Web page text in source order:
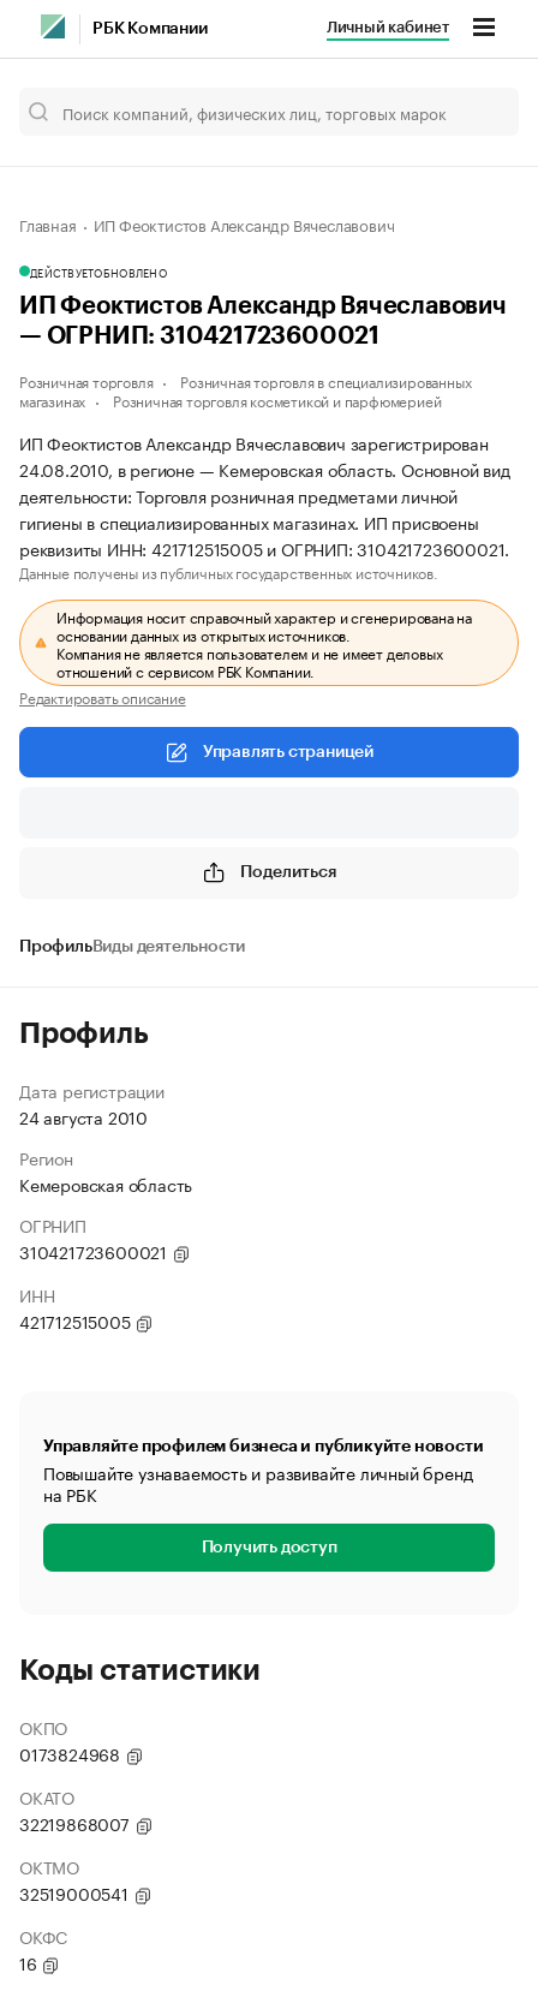
РБК Компании Личный кабинет
Главная ИП Феоктистов Александр Вячеславович
ДЕЙСТВУЕТОБНОВЛЕНО
ИП Феоктистов Александр Вячеславович
— ОГРНИП: 310421723600021
Розничная торговля
Розничная торговля в специализированных
магазинах
Розничная торговля косметикой и парфюмерией
ИП Феоктистов Александр Вячеславович зарегистрирован
24.08.2010, в регионе — Кемеровская область. Основной вид
деятельности: Торговля розничная предметами личной
гигиены в специализированных магазинах. ИП присвоены
реквизиты ИНН: 421712515005 и ОГРНИП: 310421723600021.
Данные получены из публичных государственных источников.
Информация носит справочный характер и сгенерирована на
основании данных из открытых источников.
Компания не является пользователем и не имеет деловых
отношений с сервисом РБК Компании.
Редактировать описание
Управлять страницей
Поделиться
ПрофильВиды деятельности
Профиль
Дата регистрации
24 августа 2010
Регион
Кемеровская область
ОГРНИП
310421723600021
ИНН
421712515005
Управляйте профилем бизнеса и публикуйте новости
Повышайте узнаваемость и развивайте личный бренд
на РБК
Получить доступ
Коды статистики
ОКПО
0173824968
ОКАТО
32219868007
ОКТМО
32519000541
ОКФС
16